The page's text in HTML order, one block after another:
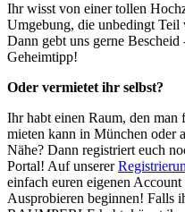
Ihr wisst von einer tollen
Umgebung, die unbedingt
Dann gebt uns gerne
Geheimtipp!
Oder vermietet ihr selbst?
Ihr habt einen Raum, den
mieten kann in München oder
Nähe? Dann registriert euch
Portal! Auf unserer
einfach euren eigenen
Ausprobieren beginnen! Falls